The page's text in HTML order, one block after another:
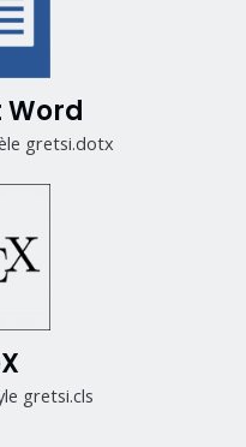
gretsi.dotx
gretsi.cls